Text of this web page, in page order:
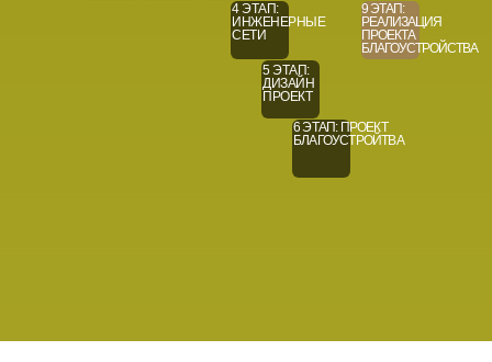
9 ЭТАП:
РЕАЛИЗАЦИЯ
ПРОЕКТА
БЛАГОУСТРОЙСТВА
6 ЭТАП: ПРОЕКТ
БЛАГОУСТРОЙТВА
5 ЭТАП:
ДИЗАЙН
ПРОЕКТ
4 ЭТАП:
ИНЖЕНЕРНЫЕ
СЕТИ